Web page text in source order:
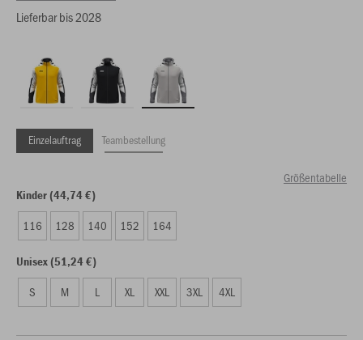
Lieferbar bis 2028
Einzelauftrag Teambestellung
Größentabelle
Kinder (44,74 €)
116 128 140 152 164
Unisex (51,24 €)
S M L XL XXL 3XL 4XL